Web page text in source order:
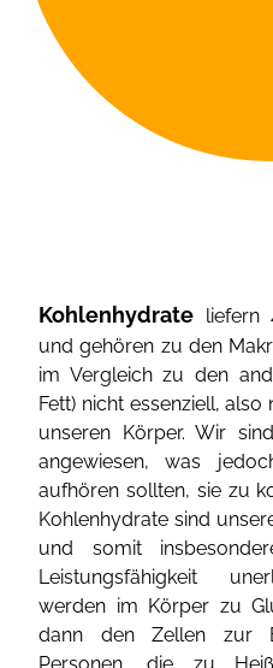
Kohlenhydrate liefern
und gehören zu den
im Vergleich zu den
Fett) nicht essenziell,
unseren Körper. Wir
angewiesen, was
aufhören sollten, sie zu
Kohlenhydrate sind
und somit
Leistungsfähigkeit
werden im Körper zu
dann den Zellen zur